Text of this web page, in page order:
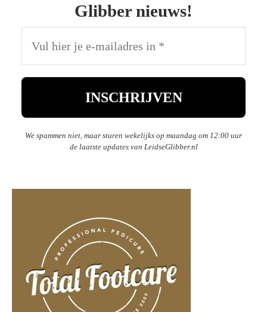
Glibber nieuws!
We spammen niet, maar sturen wekelijks op maandag om 12:00 uur
de laatste updates van LeidseGlibber.nl